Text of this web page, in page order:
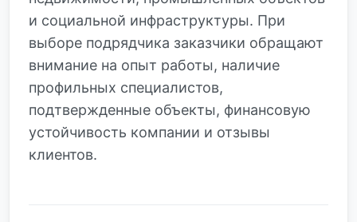
и социальной инфраструктуры. При
выборе подрядчика заказчики обращают
внимание на опыт работы, наличие
профильных специалистов,
подтвержденные объекты, финансовую
устойчивость компании и отзывы
клиентов.